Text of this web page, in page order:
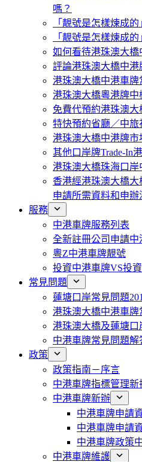
嗎？
「靚號是怎樣煉成
「靚號是怎樣煉成
如何看待港珠澳大
評論港珠澳大橋中港
港珠澳大橋中港車牌
港珠澳大橋粵港牌
免費代預約港珠澳
特快預約省廳／中旅
港珠澳大橋中港牌市
其他口岸牌Trade-In
港珠澳大橋珠海口
香港經港珠澳大橋
申請所需資料和申辦
服務
中港車牌服務列表
全新註冊公司申請中
粵Z中港車牌靚號
投資中港車牌VS投
常見問題
蓮塘口岸常見問題
港珠澳大橋中港車牌
港珠澳大橋及蓮塘口
中港車牌常見問題解
政策
政策指南－序言
中港車牌指標管理新
中港車牌新辦
中港車牌申請
中港車牌申請
中港車牌政策
中港車牌維護